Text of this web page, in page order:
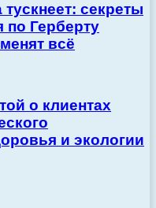
секреты
по Герберту
всё
о клиентах
и экологии